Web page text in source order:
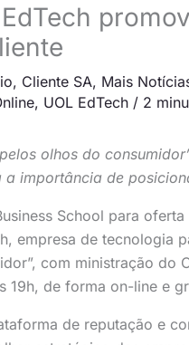
, Cliente SA, Mais
, UOL EdTech / 2
olhos do
importância de
School para
empresa de tecnologia
com ministração do
19h, de forma on-line e
de reputação e